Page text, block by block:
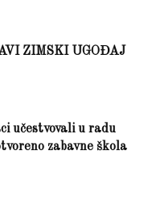
ZIMSKI UGOĐAJ
učestvovali u radu
zabavne škola